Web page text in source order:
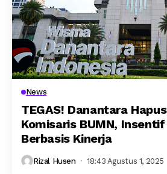
News
TEGAS! Danantara
Komisaris BUMN,
Berbasis Kinerja
Rizal Husen 18:43 Agustus 1, 2025